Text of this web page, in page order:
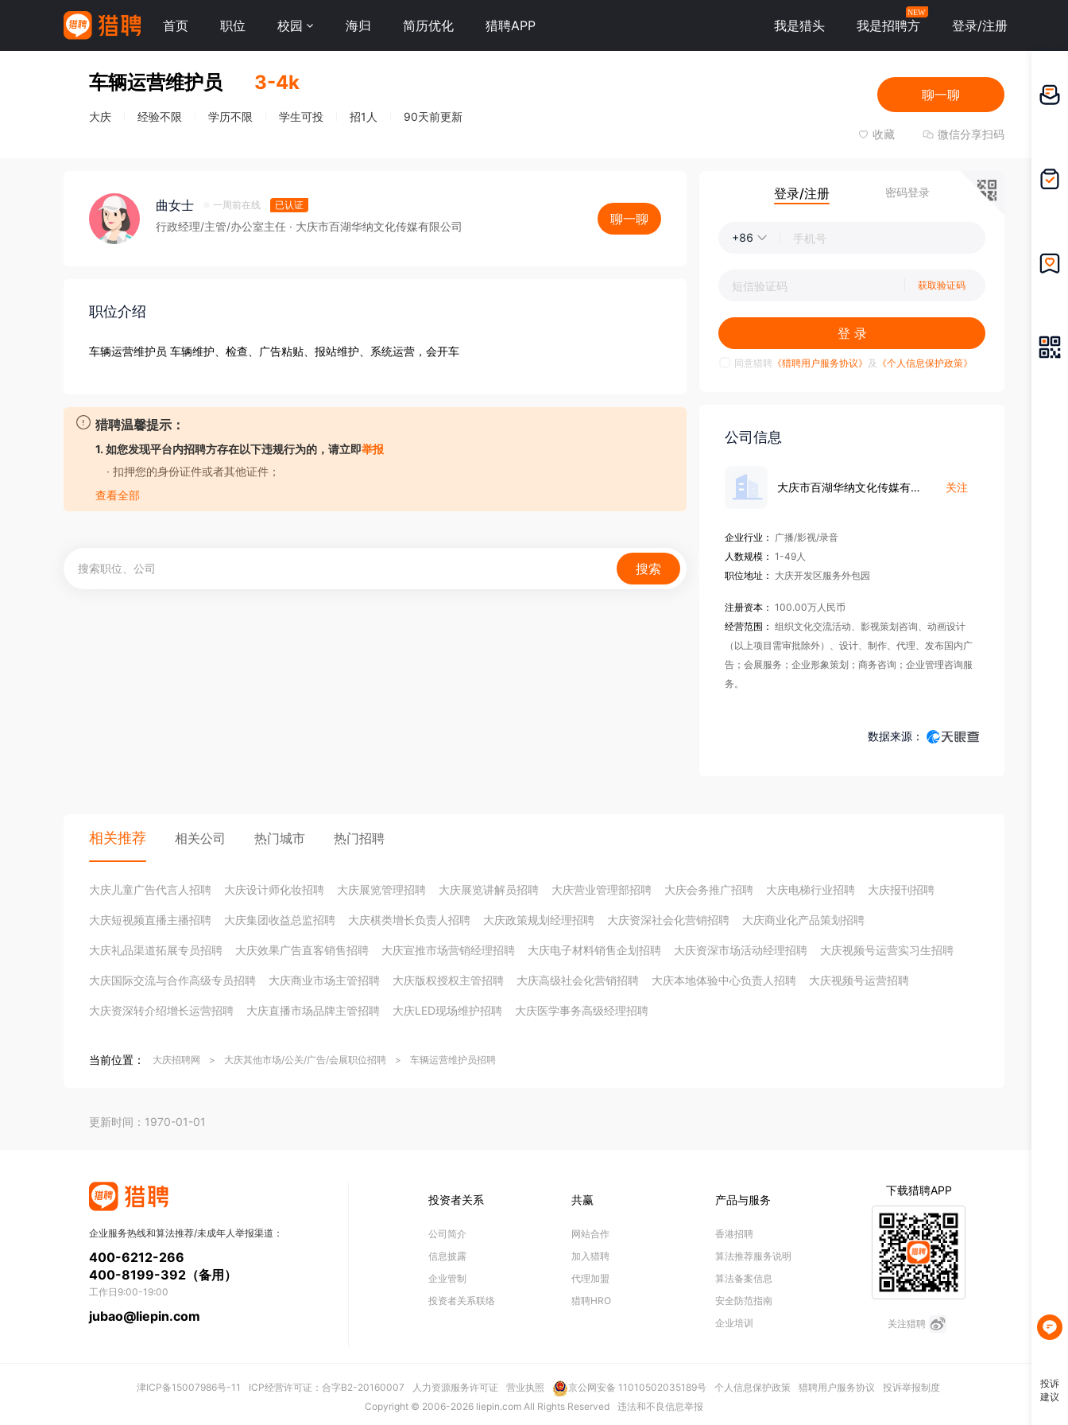
首页 职位 校园 海归 简历优化 猎聘APP 我是猎头 我是招聘方
NEW
登录/注册
投诉
建议
车辆运营维护员 3-4k
大庆 经验不限 学历不限 学生可投 招1人 90天前更新
聊一聊
收藏 微信分享扫码
曲女士 一周前在线 已认证
行政经理/主管/办公室主任 · 大庆市百湖华纳文化传媒有限公司 聊一聊
职位介绍
车辆运营维护员 车辆维护、检查、广告粘贴、报站维护、系统运营，会开车
猎聘温馨提示：
1. 如您发现平台内招聘方存在以下违规行为的，请立即举报
· 扣押您的身份证件或者其他证件；
· 要求您提供担保人、担保金或者以其他名义向您收取财物（ 如培训费、体检费、资料费、置装费、押金等）；
· 强迫您入股或者向您集资；
· 工作时长违反劳动法规定；
查看全部
搜索
登录/注册 密码登录
+86
获取验证码
登 录
同意猎聘 《猎聘用户服务协议》 及 《个人信息保护政策》
公司信息
大庆市百湖华纳文化传媒有限公司 关注
企业行业： 广播/影视/录音
人数规模： 1-49人
职位地址： 大庆开发区服务外包园
注册资本： 100.00万人民币
经营范围： 组织文化交流活动、影视策划咨询、动画设计
（以上项目需审批除外）、设计、制作、代理、发布国内广
告；会展服务；企业形象策划；商务咨询；企业管理咨询服
务。
数据来源：
相关推荐 相关公司 热门城市 热门招聘
大庆儿童广告代言人招聘 大庆设计师化妆招聘 大庆展览管理招聘 大庆展览讲解员招聘 大庆营业管理部招聘 大庆会务推广招聘 大庆电梯行业招聘 大庆报刊招聘
大庆短视频直播主播招聘 大庆集团收益总监招聘 大庆棋类增长负责人招聘 大庆政策规划经理招聘 大庆资深社会化营销招聘 大庆商业化产品策划招聘
大庆礼品渠道拓展专员招聘 大庆效果广告直客销售招聘 大庆宣推市场营销经理招聘 大庆电子材料销售企划招聘 大庆资深市场活动经理招聘 大庆视频号运营实习生招聘
大庆国际交流与合作高级专员招聘 大庆商业市场主管招聘 大庆版权授权主管招聘 大庆高级社会化营销招聘 大庆本地体验中心负责人招聘 大庆视频号运营招聘
大庆资深转介绍增长运营招聘 大庆直播市场品牌主管招聘 大庆LED现场维护招聘 大庆医学事务高级经理招聘
当前位置： 大庆招聘网 > 大庆其他市场/公关/广告/会展职位招聘 > 车辆运营维护员招聘
更新时间：1970-01-01